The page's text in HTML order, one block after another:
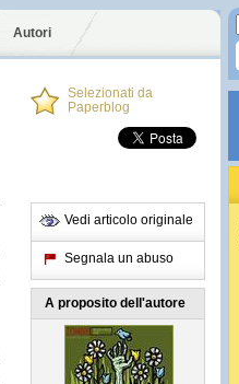
Autori
Selezionati da
Paperblog
Vedi articolo originale
Segnala un abuso
A proposito dell'autore